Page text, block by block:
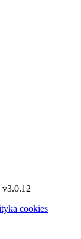
v3.0.12
cookies